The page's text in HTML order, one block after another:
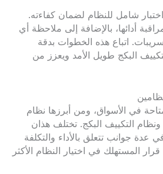
شامل للنظام لضمان كفاءته.
أدائها، بالإضافة إلى ملاحظة أي
اتباع هذه الخطوات بدقة
البكج طويل الأمد ويعزز من
في الأسواق، ومن أبرزها نظام
التكييف البكج. تختلف هذان
جوانب تتعلق بالأداء والتكلفة
المستهلك في اختيار النظام الأكثر